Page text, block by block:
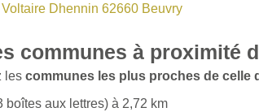
Dhennin 62660 Beuvry
communes à proximité
les communes les plus proches de celle
boîtes aux lettres) à 2,72 km